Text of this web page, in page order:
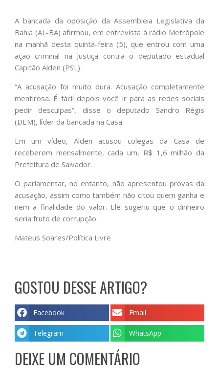
A bancada da oposição da Assembleia Legislativa da
Bahia (AL-BA) afirmou, em entrevista à rádio Metrópole
na manhã desta quinta-feira (5), que entrou com uma
ação criminal na Justiça contra o deputado estadual
Capitão Alden (PSL).
“A acusação foi muito dura. Acusação completamente
mentirosa. É fácil depois você ir para as redes sociais
pedir desculpas”, disse o deputado Sandro Régis
(DEM), líder da bancada na Casa.
Em um vídeo, Alden acusou colegas da Casa de
receberem mensalmente, cada um, R$ 1,6 milhão da
Prefeitura de Salvador.
O parlamentar, no entanto, não apresentou provas da
acusação, assim como também não citou quem ganha e
nem a finalidade do valor. Ele sugeriu que o dinheiro
seria fruto de corrupção.
Mateus Soares/Política Livre
GOSTOU DESSE ARTIGO?
Facebook Email
Telegram WhatsApp
DEIXE UM COMENTÁRIO